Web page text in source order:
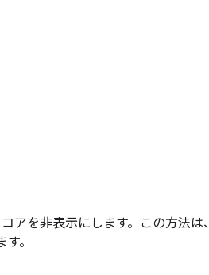
アを非表示にします。この方法は、
。